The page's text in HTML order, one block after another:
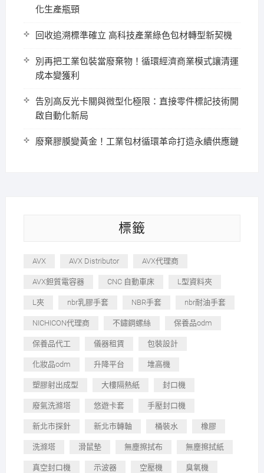
化生產瓶頸
回收追溯標準確立 高科技產業綠色包材轉型新契機
別再把工業包裝當廢棄物！循環經濟商業模式讓清運
成本變獲利
告別高反光卡關與微型化極限：直接零件標記技術開
啟自動化新局
廢棄膠膜變黃金！工業包材循環革命打造永續供應鏈
標籤
AVX AVX Distributor AVX代理商
AVX鉭質電容器 CNC 自動車床 L型資料夾
L夾 nbr乳膠手套 NBR手套 nbr耐油手套
NICHICON代理商 不鏽鋼螺絲 保養品odm
保養品代工 儀器租賃 包裝設計
化妝品odm 升降平台 堆高機
塑膠射出成型 大樓隔熱紙 封口機
廢氣洗滌塔 悠遊卡套 手壓封口機
新北市探針 新北市轉軸 桶裝水 橡膠
洗滌塔 滑鼠墊 無塵擦拭布 無塵擦拭紙
真空封口機 示波器 空壓機 臭氧機